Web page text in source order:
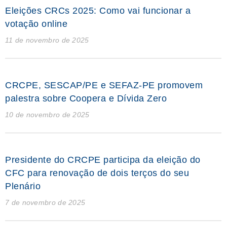
Eleições CRCs 2025: Como vai funcionar a
votação online
11 de novembro de 2025
CRCPE, SESCAP/PE e SEFAZ-PE promovem
palestra sobre Coopera e Dívida Zero
10 de novembro de 2025
Presidente do CRCPE participa da eleição do
CFC para renovação de dois terços do seu
Plenário
7 de novembro de 2025